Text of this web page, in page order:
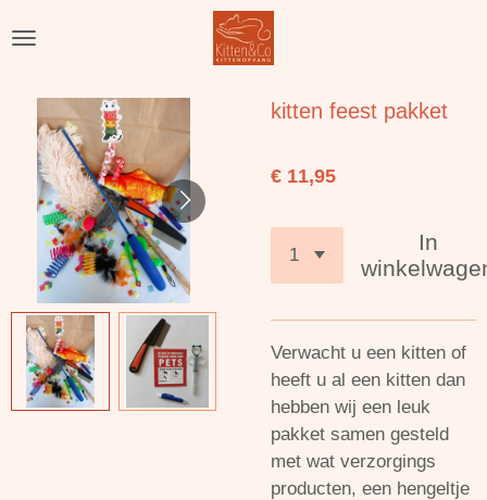
direct
hoofdinhoud
kitten feest pakket
€ 11,95
In
Verwacht u een kitten of
heeft u al een kitten dan
hebben wij een leuk
pakket samen gesteld
met wat verzorgings
producten, een hengeltje